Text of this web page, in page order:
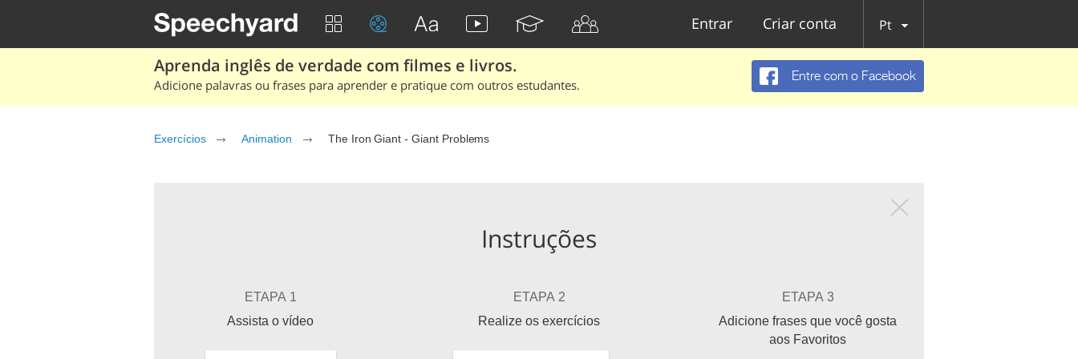
Entrar Criar conta Pt
Aprenda inglês de verdade com filmes e livros.
Adicione palavras ou frases para aprender e pratique com outros estudantes.
Entre com o Facebook
Exercícios Animation The Iron Giant - Giant Problems
Instruções
ETAPA 1
Assista o vídeo
ETAPA 2
Realize os exercícios
ETAPA 3
Adicione frases que você gosta
aos Favoritos